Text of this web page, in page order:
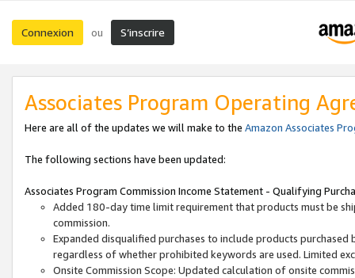
Connexion ou S’inscrire
Associates Program Operating
Here are all of the updates we will make to the Amazon Associates
The following sections have been updated:
Associates Program Commission Income Statement - Qualifying
Added 180-day time limit requirement that products must be
commission.
Expanded disqualified purchases to include products
regardless of whether prohibited keywords are used. Limited
Onsite Commission Scope: Updated calculation of onsite